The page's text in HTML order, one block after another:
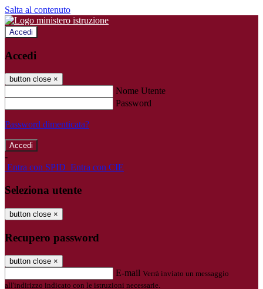
Salta al contenuto
Accedi
Accedi
button close ×
Nome Utente
Password
Password dimenticata?
-
Entra con SPID Entra con CIE
Seleziona utente
button close ×
Recupero password
button close ×
E-mail Verrà inviato un messaggio
all'indirizzo indicato con le istruzioni necessarie.